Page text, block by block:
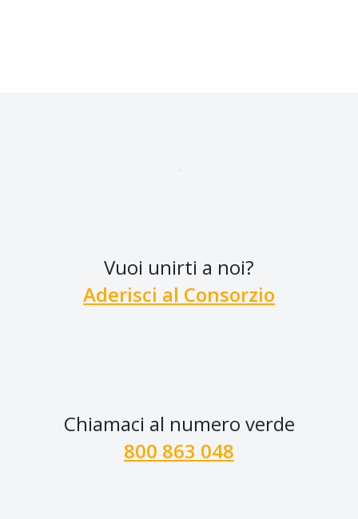
Vuoi unirti a noi?
Aderisci al Consorzio
Chiamaci al numero verde
800 863 048